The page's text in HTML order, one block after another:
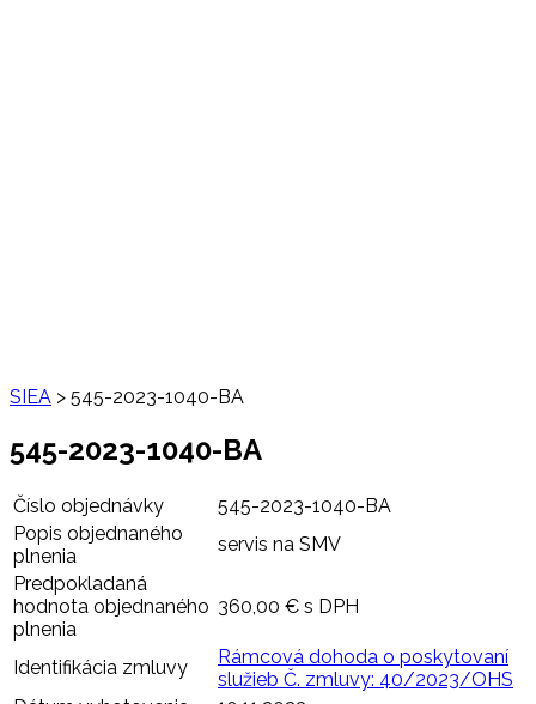
SIEA > 545-2023-1040-BA
545-2023-1040-BA
Číslo objednávky
545-2023-1040-BA
Popis objednaného
plnenia
servis na SMV
Predpokladaná
hodnota objednaného
plnenia
360,00 € s DPH
Identifikácia zmluvy
Rámcová dohoda o poskytovaní
služieb Č. zmluvy: 40/2023/OHS